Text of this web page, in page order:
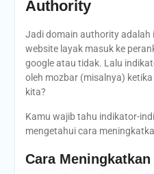
Authority
Jadi domain authority adalah
website layak masuk ke
google atau tidak. Lalu
oleh mozbar (misalnya)
kita?
Kamu wajib tahu indikator-
mengetahui cara
Cara